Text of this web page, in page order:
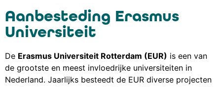
Aanbesteding Erasmus
Universiteit
De Erasmus Universiteit Rotterdam (EUR) is een van
de grootste en meest invloedrijke universiteiten in
Nederland. Jaarlijks besteedt de EUR diverse projecten